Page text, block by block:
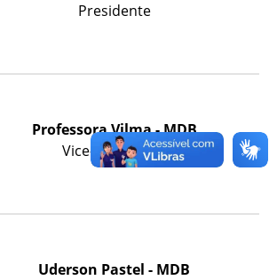
Presidente
Professora Vilma - MDB
Vice-Presidente
Uderson Pastel - MDB